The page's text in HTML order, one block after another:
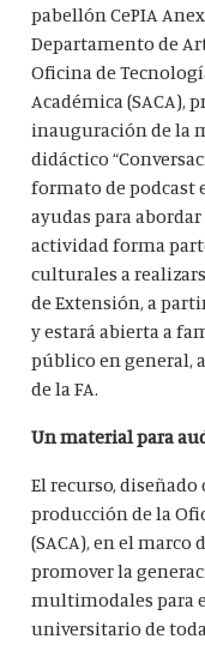
pabellón CePIA
Departamento de
Oficina de
Académica (SACA),
inauguración de la
didáctico
formato de podcast
ayudas para
actividad forma
culturales a
de Extensión, a
y estará abierta a
público en general,
de la FA.
Un material para
El recurso,
producción de la
(SACA), en el
promover la
multimodales para
universitario de